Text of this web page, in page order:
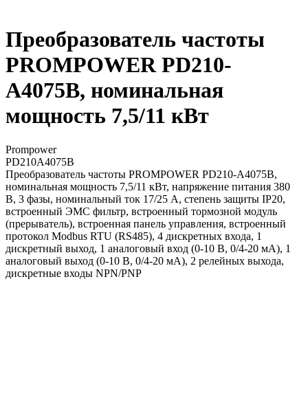
Преобразователь частоты
PROMPOWER PD210-
A4075B, номинальная
мощность 7,5/11 кВт
Prompower
PD210A4075B
Преобразователь частоты PROMPOWER PD210-A4075B,
номинальная мощность 7,5/11 кВт, напряжение питания 380
В, 3 фазы, номинальный ток 17/25 А, степень защиты IP20,
встроенный ЭМС фильтр, встроенный тормозной модуль
(прерыватель), встроенная панель управления, встроенный
протокол Modbus RTU (RS485), 4 дискретных входа, 1
дискретный выход, 1 аналоговый вход (0-10 В, 0/4-20 мА), 1
аналоговый выход (0-10 В, 0/4-20 мА), 2 релейных выхода,
дискретные входы NPN/PNP